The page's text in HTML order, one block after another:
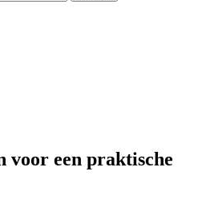
voor een praktische